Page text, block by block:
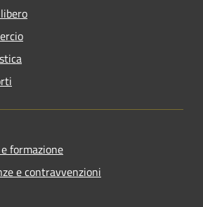
formazione
e contravvenzioni